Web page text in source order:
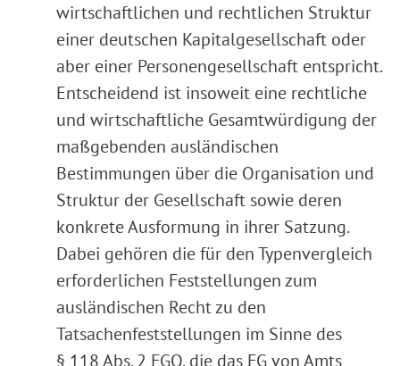
wirtschaftlichen und rechtlichen Struktur
einer deutschen Kapitalgesellschaft oder
aber einer Personengesellschaft entspricht.
Entscheidend ist insoweit eine rechtliche
und wirtschaftliche Gesamtwürdigung der
maßgebenden ausländischen
Bestimmungen über die Organisation und
Struktur der Gesellschaft sowie deren
konkrete Ausformung in ihrer Satzung.
Dabei gehören die für den Typenvergleich
erforderlichen Feststellungen zum
ausländischen Recht zu den
Tatsachenfeststellungen im Sinne des
§ 118 Abs. 2 FGO, die das FG von Amts